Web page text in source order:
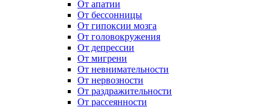
От апатии
От бессонницы
От гипоксии мозга
От головокружения
От депрессии
От мигрени
От невнимательности
От нервозности
От раздражительности
От рассеянности